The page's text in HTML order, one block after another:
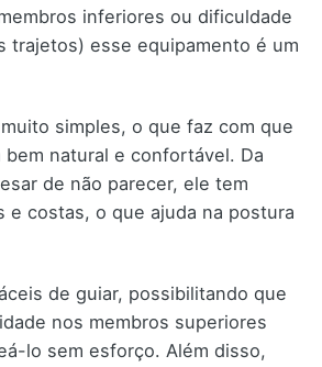
inferiores ou dificuldade
trajetos) esse equipamento é um
simples, o que faz com que
bem natural e confortável. Da
de não parecer, ele tem
e costas, o que ajuda na postura
de guiar, possibilitando que
nos membros superiores
lo sem esforço. Além disso,